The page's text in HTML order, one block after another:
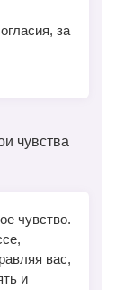
за
чувства
чувство.
вас,
и